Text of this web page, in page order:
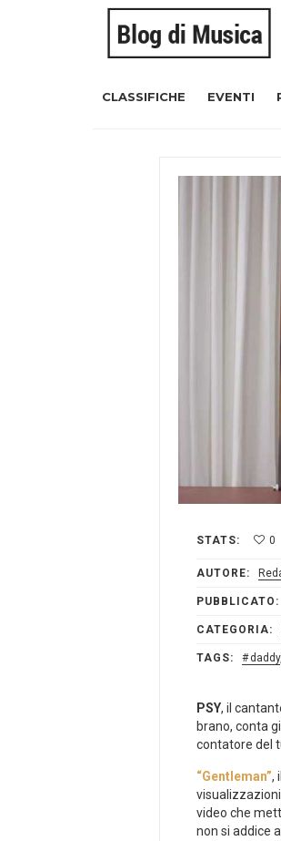
CLASSIFICHE EVENTI
STATS: 0
AUTORE:
PUBBLICATO:
CATEGORIA:
TAGS: daddy,
PSY, il
brano, conta
contatore del
“Gentleman”,
video che
non si addice